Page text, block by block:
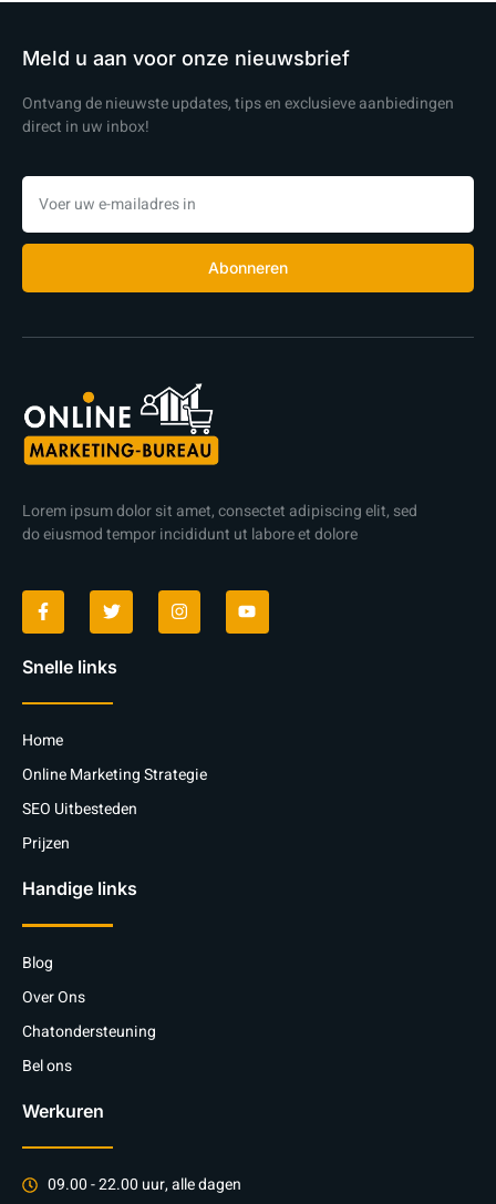
Meld u aan voor onze nieuwsbrief
Ontvang de nieuwste updates, tips en exclusieve aanbiedingen
direct in uw inbox!
Abonneren
Lorem ipsum dolor sit amet, consectet adipiscing elit, sed
do eiusmod tempor incididunt ut labore et dolore
Snelle links
Home
Online Marketing Strategie
SEO Uitbesteden
Prijzen
Handige links
Blog
Over Ons
Chatondersteuning
Bel ons
Werkuren
09.00 - 22.00 uur, alle dagen